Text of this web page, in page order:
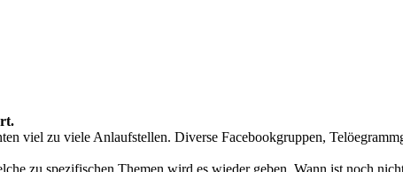
viel zu viele Anlaufstellen. Diverse Facebookgruppen,